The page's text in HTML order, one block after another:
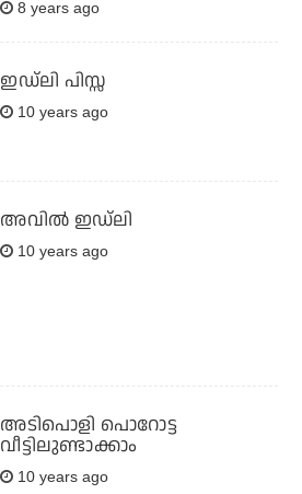
8 years ago
ഇഡ്‌ലി പിസ്സ
10 years ago
അവില്‍ ഇഡ്‌ലി
10 years ago
അടിപൊളി പൊറോട്ട
വീട്ടിലുണ്ടാക്കാം
10 years ago